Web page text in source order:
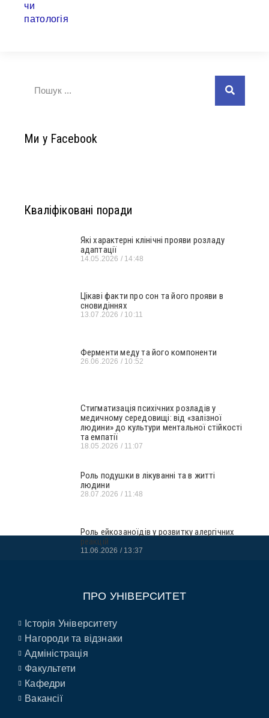
Ми у Facebook
Кваліфіковані поради
Які характерні клінічні прояви розладу
адаптації
14.05.2026 14:48
Цікаві факти про сон та його прояви в
сновидіннях
13.07.2026 10:11
Ферменти меду та його компоненти
26.06.2026 10:52
Стигматизація психічних розладів у
медичному середовищі: від «залізної
людини» до культури ментальної стійкості
та емпатії
18.05.2026 11:07
Роль подушки в лікуванні та в житті
людини
28.07.2026 11:48
Роль ейкозаноїдів у розвитку алергічних
реакцій
11.06.2026 13:37
ПРО УНІВЕРСИТЕТ
Історія Університету
Нагороди та відзнаки
Адміністрація
Факультети
Кафедри
Вакансії